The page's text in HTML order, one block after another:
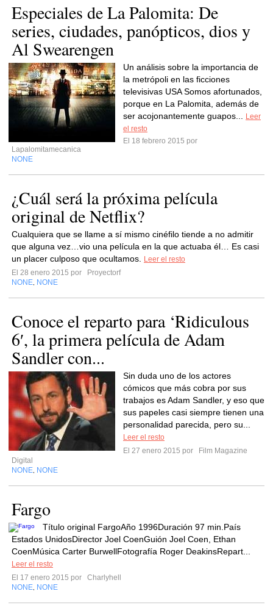
Especiales de La Palomita: De
series, ciudades, panópticos, dios y
Al Swearengen
Un análisis sobre la importancia de
la metrópoli en las ficciones
televisivas USA Somos afortunados,
porque en La Palomita, además de
ser acojonantemente guapos...
Leer
el resto
El 18 febrero 2015 por
Lapalomitamecanica
NONE
¿Cuál será la próxima película
original de Netflix?
Cualquiera que se llame a sí mismo cinéfilo tiende a no admitir
que alguna vez…vio una película en la que actuaba él… Es casi
un placer culposo que ocultamos.
Leer el resto
El 28 enero 2015 por
Proyectorf
NONE NONE
Conoce el reparto para ‘Ridiculous
6′, la primera película de Adam
Sandler con...
Sin duda uno de los actores
cómicos que más cobra por sus
trabajos es Adam Sandler, y eso que
sus papeles casi siempre tienen una
personalidad parecida, pero su...
Leer el resto
El 27 enero 2015 por
Film Magazine
Digital
NONE NONE
Fargo
Título original FargoAño 1996Duración 97 min.País
Estados UnidosDirector Joel CoenGuión Joel Coen, Ethan
CoenMúsica Carter BurwellFotografía Roger DeakinsRepart...
Leer el resto
El 17 enero 2015 por
Charlyhell
NONE NONE